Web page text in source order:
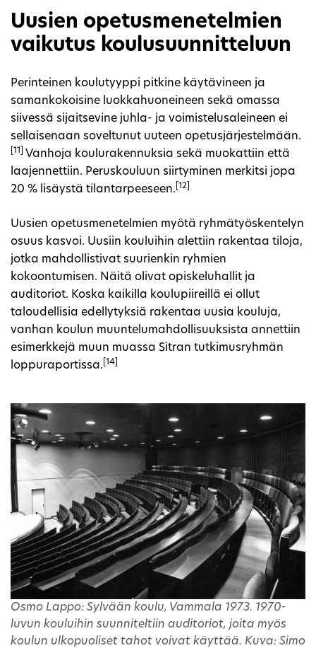
Uusien opetusmenetelmien
vaikutus koulusuunnitteluun
Perinteinen koulutyyppi pitkine käytävineen ja
samankokoisine luokkahuoneineen sekä omassa
siivessä sijaitsevine juhla- ja voimistelusaleineen ei
sellaisenaan soveltunut uuteen opetusjärjestelmään.
[11]
Vanhoja koulurakennuksia sekä muokattiin että
laajennettiin. Peruskouluun siirtyminen merkitsi jopa
20 % lisäystä tilantarpeeseen. [12]
Uusien opetusmenetelmien myötä ryhmätyöskentelyn
osuus kasvoi. Uusiin kouluihin alettiin rakentaa tiloja,
jotka mahdollistivat suurienkin ryhmien
kokoontumisen. Näitä olivat opiskeluhallit ja
auditoriot. Koska kaikilla koulupiireillä ei ollut
taloudellisia edellytyksiä rakentaa uusia kouluja,
vanhan koulun muuntelumahdollisuuksista annettiin
esimerkkejä muun muassa Sitran tutkimusryhmän
loppuraportissa. [14]
Osmo Lappo: Sylvään koulu, Vammala 1973. 1970-
luvun kouluihin suunniteltiin auditoriot, joita myös
koulun ulkopuoliset tahot voivat käyttää. Kuva: Simo